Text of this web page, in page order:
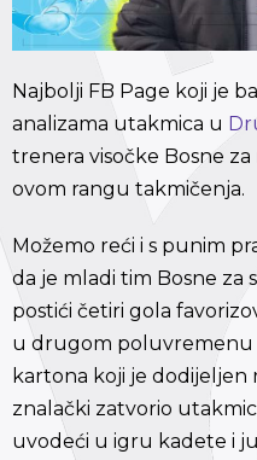
Najbolji FB Page koji je
analizama utakmica u
trenera visočke Bosne
ovom rangu takmičenja.
Možemo reći i s punim
da je mladi tim Bosne za
postići četiri gola
u drugom poluvremenu
kartona koji je
znalački zatvorio
uvodeći u igru kadete i